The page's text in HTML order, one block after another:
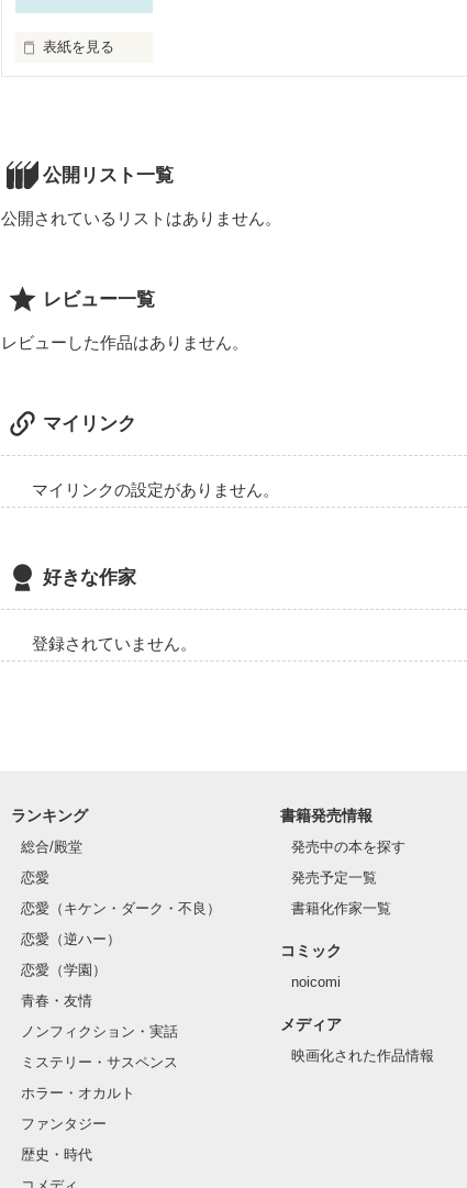
表紙を見る
約束した夢を叶えることができるのか。
公開リスト一覧
公開されているリストはありません。
レビュー一覧
レビューした作品はありません。
マイリンク
マイリンクの設定がありません。
好きな作家
登録されていません。
ランキング
総合/殿堂
恋愛
恋愛（キケン・ダーク・不良）
恋愛（逆ハー）
恋愛（学園）
青春・友情
ノンフィクション・実話
ミステリー・サスペンス
ホラー・オカルト
ファンタジー
歴史・時代
書籍発売情報
発売中の本を探す
発売予定一覧
書籍化作家一覧
コミック
noicomi
メディア
映画化された作品情報